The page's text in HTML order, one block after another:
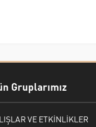
Gruplarımız
VE ETKİNLİKLER